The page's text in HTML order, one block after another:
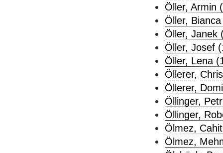
Öller, Armin
Öller,
Öller, Janek
Öller, Josef
Öller, Lena
Öllerer,
Öllerer,
Öllinger,
Öllinger,
Ölmez,
Ölmez,